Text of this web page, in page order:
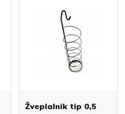
Žveplalnik tip 0,5